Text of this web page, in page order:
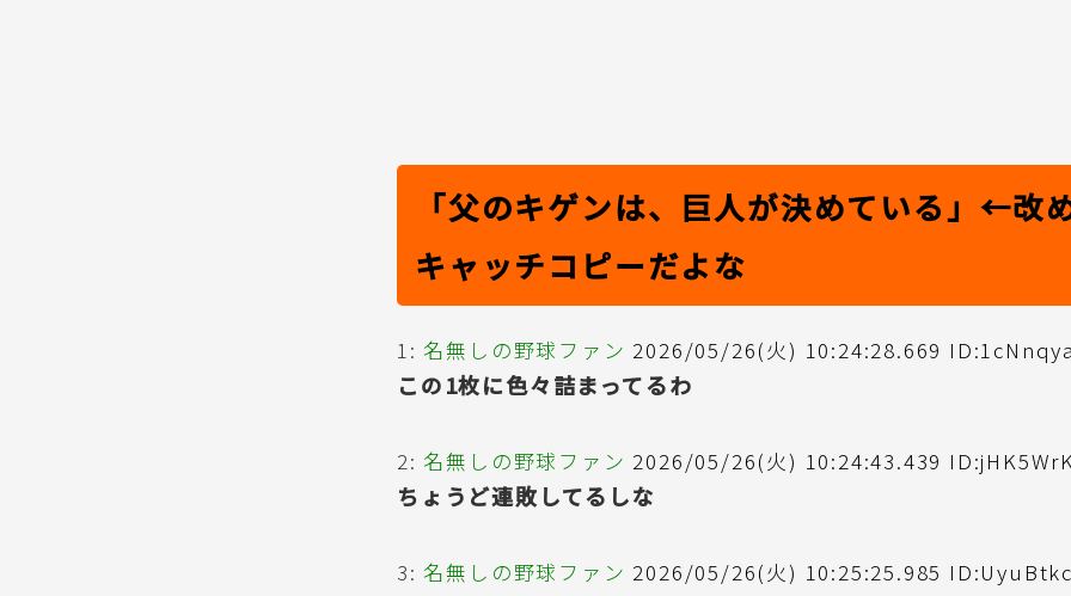
「父のキゲンは、巨人が決めている」←改
キャッチコピーだよな
1: 名無しの野球ファン 2026/05/26(火) 10:24:28.669
この1枚に色々詰まってるわ
2: 名無しの野球ファン 2026/05/26(火) 10:24:43.439
ちょうど連敗してるしな
3: 名無しの野球ファン 2026/05/26(火) 10:25:25.985